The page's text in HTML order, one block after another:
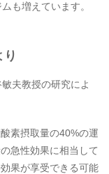
も増えています。
夫教授の研究によ
素摂取量の40%の運
急性効果に相当して
果が享受できる可能